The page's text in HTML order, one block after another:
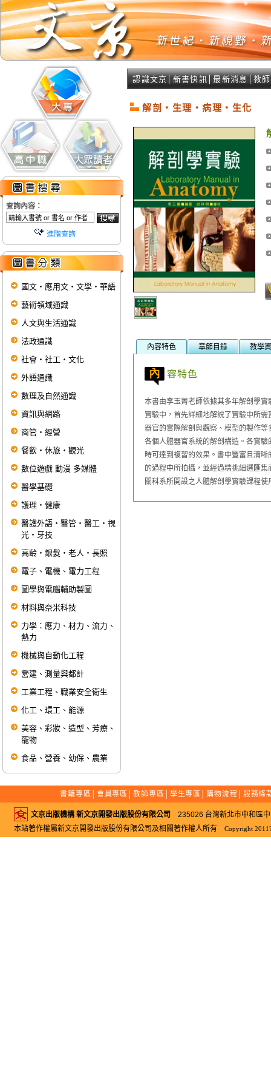
查詢內容：
進階查詢
國文‧應用文‧文學‧華語
藝術領域通識
人文與生活通識
法政通識
社會‧社工‧文化
外語通識
數理及自然通識
資訊與網路
商管‧經營
餐飲‧休旅‧觀光
數位遊戲 動漫 多媒體
醫學基礎
護理‧健康
醫護外語‧醫管‧醫工‧視
光‧牙技
高齡‧銀髮‧老人‧長照
電子、電機、電力工程
圖學與電腦輔助製圖
材料與奈米科技
力學：應力、材力、流力、
熱力
機械與自動化工程
營建、測量與都計
工業工程、職業安全衛生
化工、環工、能源
美容、彩妝、造型、芳療、
寵物
食品、營養、幼保、農業
認識文京 新書快訊 │最新消息 教
解剖‧生理‧病理‧生化
內容特色 章節目錄 教學
本書由李玉菁老師依據其多年解剖學
實驗中，首先詳細地解說了實驗中所
器官的實際解剖與觀察、模型的製作
各個人體器官系統的解剖構造。各實
時可達到複習的效果。書中豐富且清
的過程中所拍攝，並經過精挑細選匯
關科系所開設之人體解剖學實驗課程使
書籍專區 會員專區 │教師專區 學生專區 購物流程 服務條
文京出版機構 新文京開發出版股份有限公司
235026 台灣新北市中和區
本站著作權屬新文京開發出版股份有限公司及相關著作權人所有
Copyright